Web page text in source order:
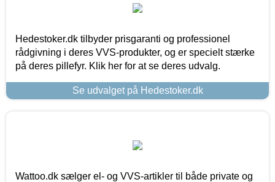
Hedestoker.dk tilbyder prisgaranti og professionel
rådgivning i deres VVS-produkter, og er specielt stærke
på deres pillefyr. Klik her for at se deres udvalg.
Se udvalget på Hedestoker.dk
Wattoo.dk sælger el- og VVS-artikler til både private og